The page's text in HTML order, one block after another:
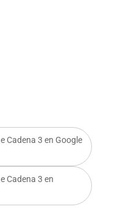
Cadena 3 en Google
Cadena 3 en